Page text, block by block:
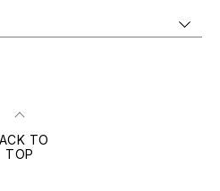
TO
TOP